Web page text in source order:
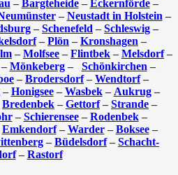
– Bargteheide– Eckernförde–
– Neustadt in Holstein –
– Schenefeld – Schleswig –
– Plön – Kronshagen –
– Molfsee – Flintbek – Melsdorf–
Mönkeberg– Schönkirchen –
– Brodersdorf– Wendtorf–
– Honigsee– Wasbek– Aukrug–
Bredenbek – Gettorf– Strande –
– Schierensee– Rodenbek–
Emkendorf– Warder– Boksee–
– Büdelsdorf– Schacht-
– Rastorf